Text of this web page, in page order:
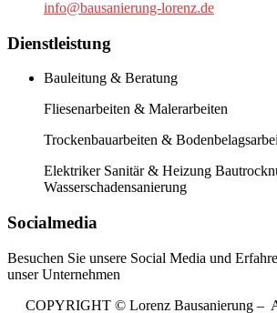
info@bausanierung-lorenz.de
Dienstleistung
Bauleitung & Beratung
Fliesenarbeiten & Malerarbeiten
Trockenbauarbeiten &
Elektriker Sanitär & Heizung
Wasserschadensanierung
Socialmedia
Besuchen Sie unsere Social Media und
unser Unternehmen
COPYRIGHT © Lorenz Bausanierung –